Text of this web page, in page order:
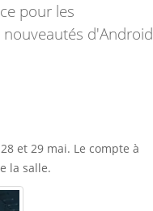
pour les
d'Android
et 29 mai. Le compte à
la salle.